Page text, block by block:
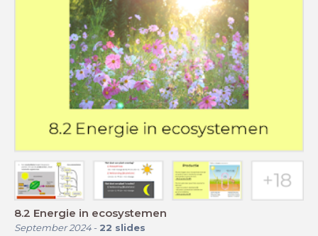
8.2 Energie in ecosystemen
September 2024- 22 slides